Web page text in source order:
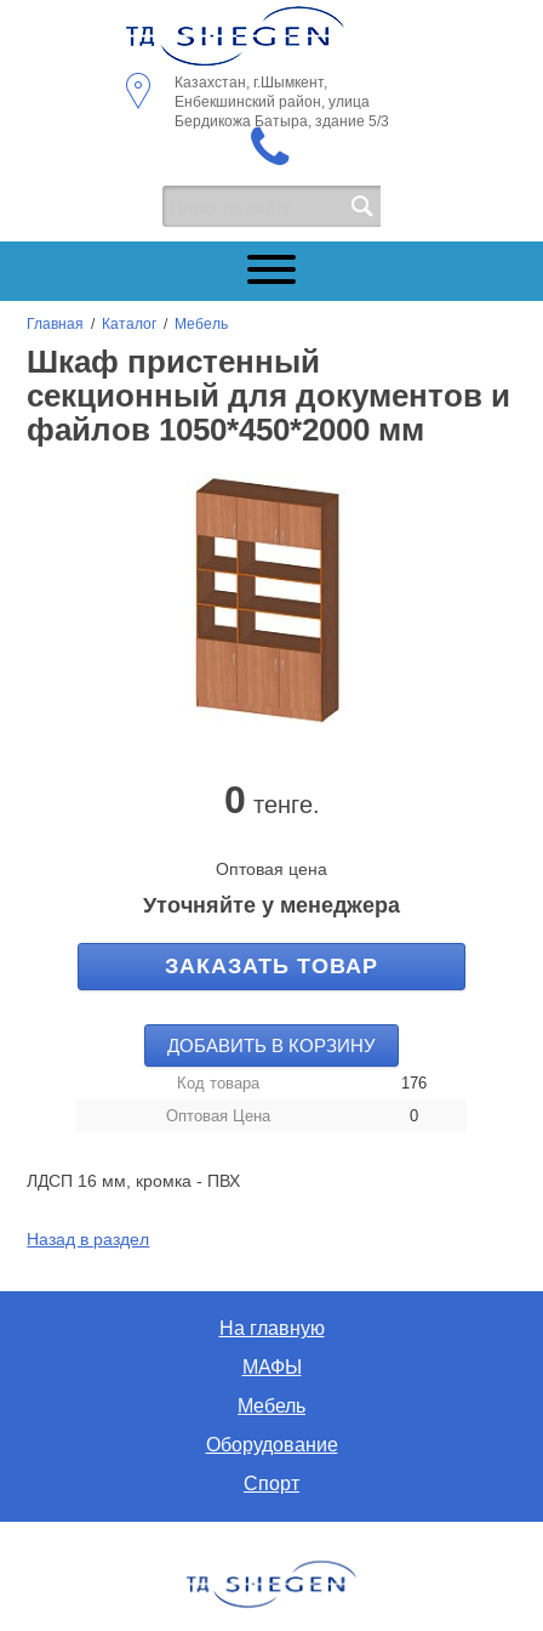
Казахстан, г.Шымкент,
Енбекшинский район, улица
Бердикожа Батыра, здание 5/3
Главная / Каталог / Мебель
Шкаф пристенный
секционный для документов и
файлов 1050*450*2000 мм
0 тенге.
Оптовая цена
Уточняйте у менеджера
ЗАКАЗАТЬ ТОВАР
ДОБАВИТЬ В КОРЗИНУ
Код товара
176
Оптовая Цена
0
ЛДСП 16 мм, кромка - ПВХ
Назад в раздел
На главную
МАФЫ
Мебель
Оборудование
Спорт